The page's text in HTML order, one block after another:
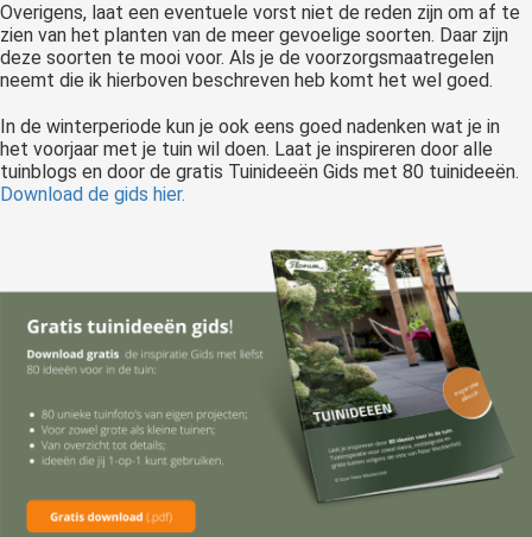
Overigens, laat een eventuele vorst niet de reden zijn om af te
zien van het planten van de meer gevoelige soorten. Daar zijn
deze soorten te mooi voor. Als je de voorzorgsmaatregelen
neemt die ik hierboven beschreven heb komt het wel goed.
In de winterperiode kun je ook eens goed nadenken wat je in
het voorjaar met je tuin wil doen. Laat je inspireren door alle
tuinblogs en door de gratis Tuinideeën Gids met 80 tuinideeën.
Download de gids hier.